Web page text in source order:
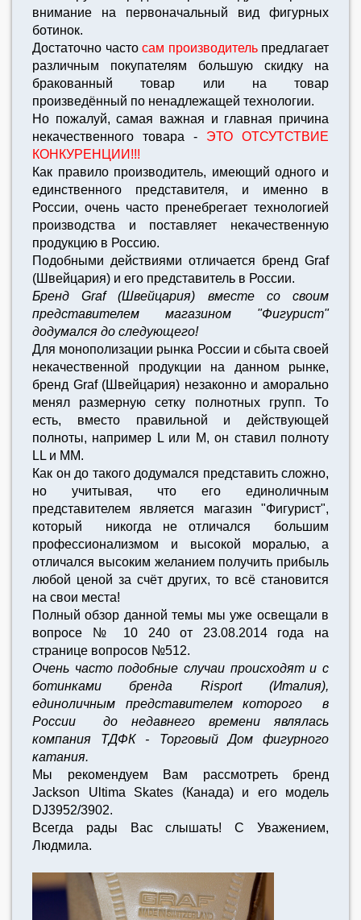
внимание на первоначальный вид фигурных
ботинок.
Достаточно частосам производитель предлагает
различным покупателям большую скидку на
бракованный товар или на товар
произведённый по ненадлежащей технологии.
Но пожалуй, самая важная и главная причина
некачественного товара - ЭТО ОТСУТСТВИЕ
КОНКУРЕНЦИИ!!!
Как правило производитель, имеющий одного и
единственного представителя, и именно в
России, очень часто пренебрегает технологией
производства и поставляет некачественную
продукцию в Россию.
Подобными действиями отличается бренд Graf
(Швейцария) и его представитель в России.
Бренд Graf (Швейцария) вместе со своим
представителем магазином "Фигурист"
додумался до следующего!
Для монополизации рынка России и сбыта своей
некачественной продукции на данном рынке,
бренд Graf (Швейцария) незаконно и аморально
менял размерную сетку полнотных групп. То
есть, вместо правильной и действующей
полноты, например L или M, он ставил полноту
LL и MM.
Как он до такого додумался представить сложно,
но учитывая, что его единоличным
представителем является магазин "Фигурист",
который никогда не отличался большим
профессионализмом и высокой моралью, а
отличался высоким желанием получить прибыль
любой ценой за счёт других, то всё становится
на свои места!
Полный обзор данной темы мы уже освещали в
вопросе № 10 240 от 23.08.2014 года на
странице вопросов №512.
Очень часто подобные случаи происходят и с
ботинками бренда Risport (Италия),
единоличным представителем которого в
России до недавнего времени являлась
компания ТДФК - Торговый Дом фигурного
катания.
Мы рекомендуем Вам рассмотреть бренд
Jackson Ultima Skates (Канада) и его модель
DJ3952/3902.
Всегда рады Вас слышать! С Уважением,
Людмила.